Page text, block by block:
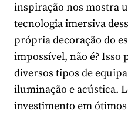
inspiração nos mostra
tecnologia imersiva
própria decoração do
impossível, não é? Isso
diversos tipos de
iluminação e acústica.
investimento em